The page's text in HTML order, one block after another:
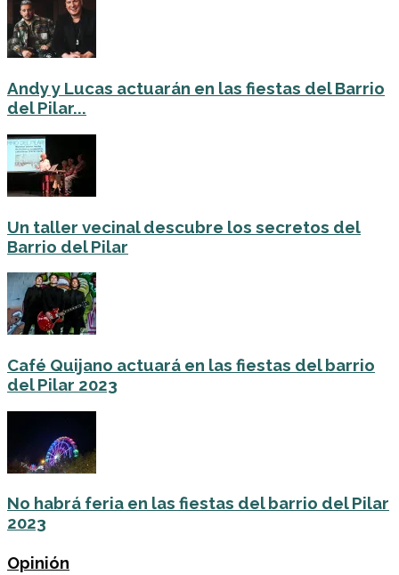
Andy y Lucas actuarán en las fiestas del Barrio
del Pilar...
Un taller vecinal descubre los secretos del
Barrio del Pilar
Café Quijano actuará en las fiestas del barrio
del Pilar 2023
No habrá feria en las fiestas del barrio del Pilar
2023
Opinión